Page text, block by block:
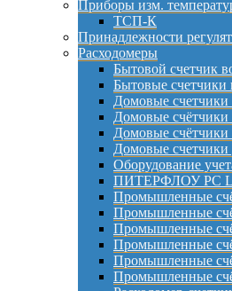
Приборы изм.
ТСП-К
Принадлежности
Расходомеры
Бытовой счетчик
Бытовые
Домовые
Домовые
Домовые
Домовые счетчики
Оборудование
ПИТЕРФЛОУ РС L
Промышленные
Промышленные
Промышленные
Промышленные
Промышленные
Промышленные